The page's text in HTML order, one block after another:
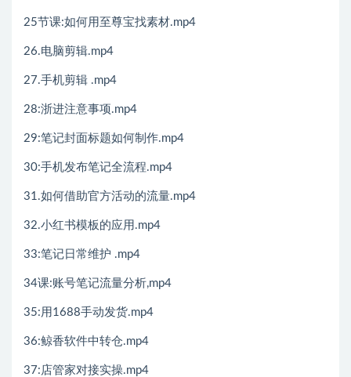
25节课:如何用至尊宝找素材.mp4
26.电脑剪辑.mp4
27.手机剪辑 .mp4
28:浙进注意事项.mp4
29:笔记封面标题如何制作.mp4
30:手机发布笔记全流程.mp4
31.如何借助官方活动的流量.mp4
32.小红书模板的应用.mp4
33:笔记日常维护 .mp4
34课:账号笔记流量分析,mp4
35:用1688手动发货.mp4
36:鲸香软件中转仓.mp4
37:店管家对接实操.mp4